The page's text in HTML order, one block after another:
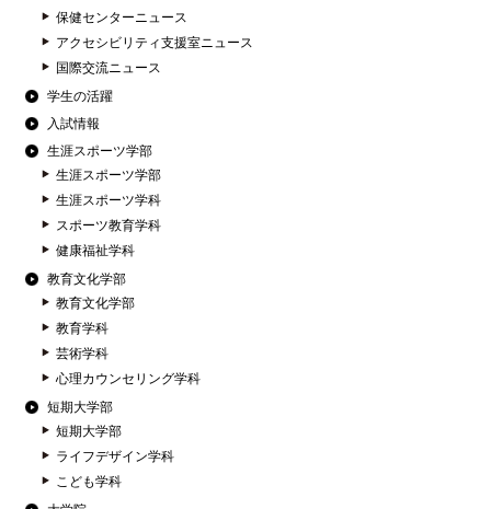
保健センターニュース
アクセシビリティ支援室ニュース
国際交流ニュース
学生の活躍
入試情報
生涯スポーツ学部
生涯スポーツ学部
生涯スポーツ学科
スポーツ教育学科
健康福祉学科
教育文化学部
教育文化学部
教育学科
芸術学科
心理カウンセリング学科
短期大学部
短期大学部
ライフデザイン学科
こども学科